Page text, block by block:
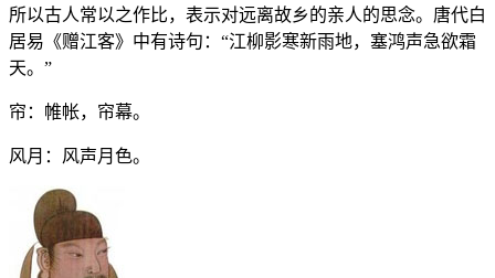
所以古人常以之作比，表示对远离故乡的亲人的思念。唐代白
居易《赠江客》中有诗句：“江柳影寒新雨地，塞鸿声急欲霜
天。”
帘：帷帐，帘幕。
风月：风声月色。